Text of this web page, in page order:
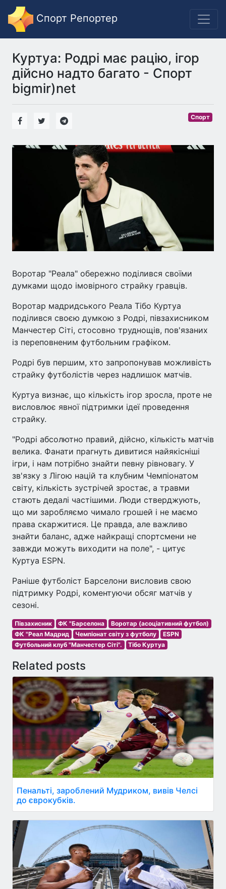
Спорт Репортер
Куртуа: Родрі має рацію, ігор
дійсно надто багато - Спорт
bigmir)net
Спорт
Воротар "Реала" обережно поділився своїми
думками щодо імовірного страйку гравців.
Воротар мадридського Реала Тібо Куртуа
поділився своєю думкою з Родрі, півзахисником
Манчестер Сіті, стосовно труднощів, пов'язаних
із переповненим футбольним графіком.
Родрі був першим, хто запропонував можливість
страйку футболістів через надлишок матчів.
Куртуа визнає, що кількість ігор зросла, проте не
висловлює явної підтримки ідеї проведення
страйку.
"Родрі абсолютно правий, дійсно, кількість матчів
велика. Фанати прагнуть дивитися найякісніші
ігри, і нам потрібно знайти певну рівновагу. У
зв'язку з Лігою націй та клубним Чемпіонатом
світу, кількість зустрічей зростає, а травми
стають дедалі частішими. Люди стверджують,
що ми заробляємо чимало грошей і не маємо
права скаржитися. Це правда, але важливо
знайти баланс, адже найкращі спортсмени не
завжди можуть виходити на поле", - цитує
Куртуа ESPN.
Раніше футболіст Барселони висловив свою
підтримку Родрі, коментуючи обсяг матчів у
сезоні.
Півзахисник ФК "Барселона
Воротар (асоціативний футбол)
ФК "Реал Мадрид
Чемпіонат світу з футболу
ESPN
Футбольний клуб "Манчестер Сіті".
Тібо Куртуа
Related posts
Пенальті, зароблений Мудриком, вивів Челсі
до єврокубків.